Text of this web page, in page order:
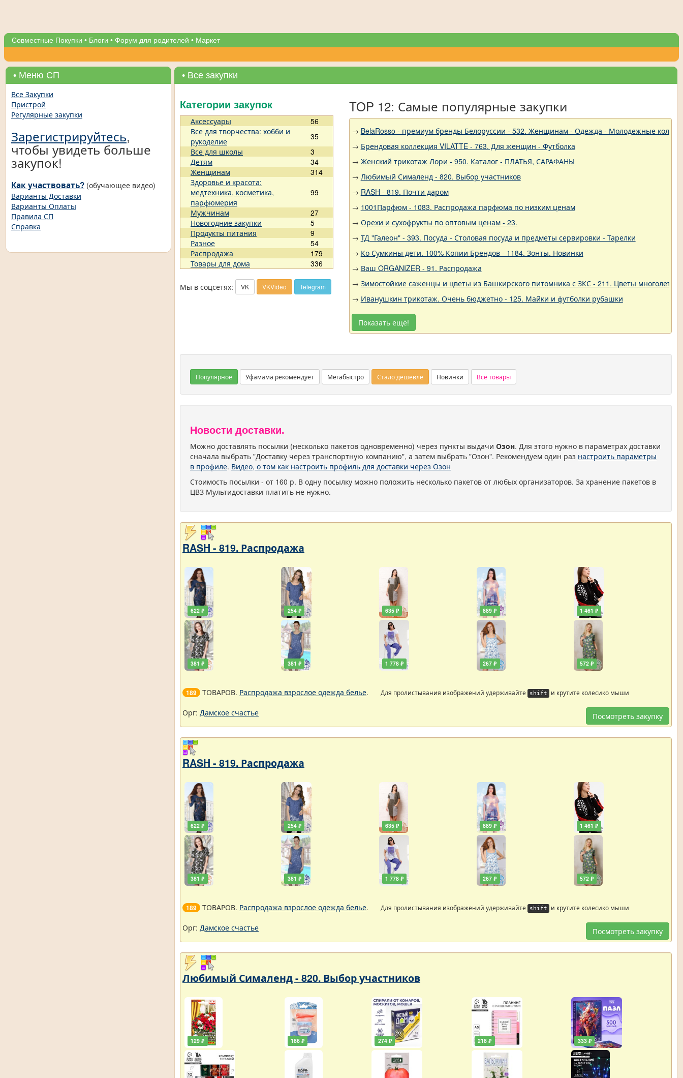
Совместные Покупки • Блоги • Форум для родителей • Маркет
• Меню СП
Все Закупки
Пристрой
Регулярные закупки
Зарегистрируйтесь,
чтобы увидеть больше
закупок!
Как участвовать? (обучающее видео)
Варианты Доставки
Варианты Оплаты
Правила СП
Справка
• Все закупки
Категории закупок
Аксессуары
56
Все для творчества: хобби и
рукоделие
35
Все для школы
3
Детям
34
Женщинам
314
Здоровье и красота:
медтехника, косметика,
парфюмерия
99
Мужчинам
27
Новогодние закупки
5
Продукты питания
9
Разное
54
Распродажа
179
Товары для дома
336
Мы в соцсетях: VK VKVideo Telegram
TOP 12: Самые популярные закупки
→ BelaRosso - премиум бренды Белоруссии - 532. Женщинам - Одежда - Молодежные
→ Брендовая коллекция VILATTE - 763. Для женщин - Футболка
→ Женский трикотаж Лори - 950. Каталог - ПЛАТЬЯ, САРАФАНЫ
→ Любимый Сималенд - 820. Выбор участников
→ RASH - 819. Почти даром
→ 1001Парфюм - 1083. Распродажа парфюма по низким ценам
→ Орехи и сухофрукты по оптовым ценам - 23.
→ ТД "Галеон" - 393. Посуда - Столовая посуда и предметы сервировки - Тарелки
→ Ко Сумкины дети. 100% Копии Брендов - 1184. Зонты. Новинки
→ Ваш ORGANIZER - 91. Распродажа
→ Зимостойкие саженцы и цветы из Башкирского питомника с ЗКС - 211. Цветы
→ Иванушкин трикотаж. Очень бюджетно - 125. Майки и футболки рубашки
Показать ещё!
Популярное Уфамама рекомендует Мегабыстро Стало дешевле Новинки Все товары
Новости доставки.
Можно доставлять посылки (несколько пакетов одновременно) через пункты выдачи Озон. Для этого нужно в параметрах доставки
сначала выбрать "Доставку через транспортную компанию", а затем выбрать "Озон". Рекомендуем один раз настроить параметры
в профиле. Видео, о том как настроить профиль для доставки через Озон
Стоимость посылки - от 160 р. В одну посылку можно положить несколько пакетов от любых организаторов. За хранение пакетов в
ЦВЗ Мультидоставки платить не нужно.
RASH - 819. Распродажа
622 ₽
381 ₽
254 ₽
381 ₽
635 ₽
1 778 ₽
889 ₽
267 ₽
1 461 ₽
572 ₽
189 ТОВАРОВ. Распродажа взрослое одежда белье. Для пролистывания изображений удерживайте shift и крутите колесико мыши
Посмотреть закупку
Орг: Дамское счастье
RASH - 819. Распродажа
622 ₽
381 ₽
254 ₽
381 ₽
635 ₽
1 778 ₽
889 ₽
267 ₽
1 461 ₽
572 ₽
189 ТОВАРОВ. Распродажа взрослое одежда белье. Для пролистывания изображений удерживайте shift и крутите колесико мыши
Посмотреть закупку
Орг: Дамское счастье
Любимый Сималенд - 820. Выбор участников
129 ₽ 186 ₽ 274 ₽ 218 ₽ 333 ₽